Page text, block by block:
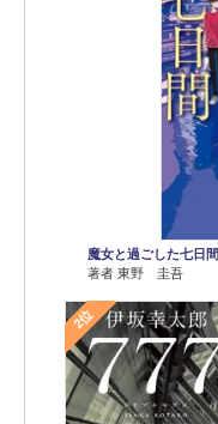
魔女と過ごした七日間
著者 東野 圭吾
2位